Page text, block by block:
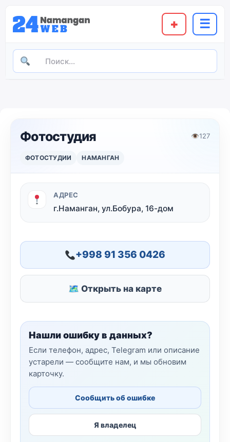
+ ☰
Фотостудия 👁127
ФОТОСТУДИИ НАМАНГАН
АДРЕС
г.Наманган, ул.Бобура, 16-дом
+998 91 356 0426
🗺 Открыть на карте
Нашли ошибку в данных?
Если телефон, адрес, Telegram или описание
устарели — сообщите нам, и мы обновим
карточку.
Сообщить об ошибке
Я владелец